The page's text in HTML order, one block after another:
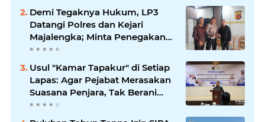
Demi Tegaknya Hukum, LP3
Datangi Polres dan Kejari
Majalengka; Minta Penegakan
Proporsional: Restoratif untuk
Oknum
Usul "Kamar Tapakur" di Setiap
Lapas: Agar Pejabat Merasakan
Suasana Penjara, Tak Berani
Korupsi dan Menyalahgunakan